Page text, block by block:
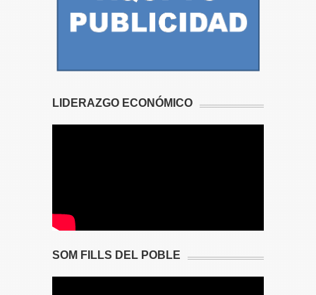
LIDERAZGO ECONÓMICO
SOM FILLS DEL POBLE